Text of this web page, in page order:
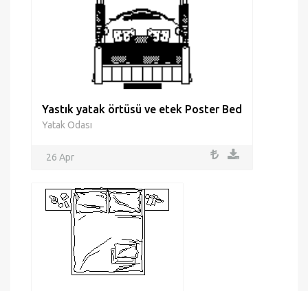
Yastık yatak örtüsü ve etek Poster Bed
Yatak Odası
26 Apr